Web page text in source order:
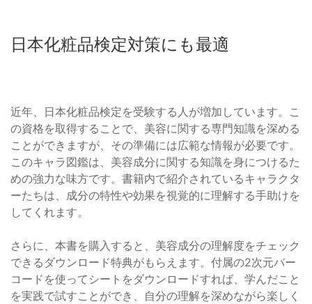
日本化粧品検定対策にも最適
近年、日本化粧品検定を受験する人が増加しています。こ
の資格を取得することで、美容に関する専門知識を深める
ことができますが、その準備には広範な情報が必要です。
このキャラ図鑑は、美容成分に関する知識を身につけるた
めの強力な味方です。書籍内で紹介されているキャラクタ
ーたちは、成分の特性や効果を視覚的に理解する手助けを
してくれます。
さらに、本書を購入すると、美容成分の理解度をチェック
できるダウンロード特典がもらえます。付属の2次元バー
コードを使ってシートをダウンロードすれば、学んだこと
を実践で試すことができ、自分の理解を深めながら楽しく